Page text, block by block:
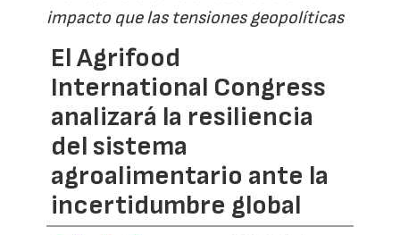
impacto que las tensiones geopolíticas
El Agrifood
International Congress
analizará la resiliencia
del sistema
agroalimentario ante la
incertidumbre global